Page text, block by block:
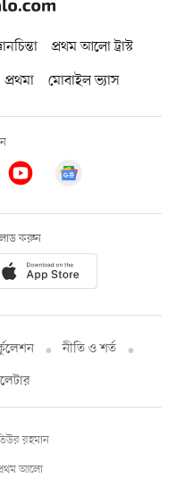
প্রথম আলো ট্রাস্ট
প্রথমা মোবাইল ভ্যাস
করুন
নীতি ও শর্ত
আলো
রহমান